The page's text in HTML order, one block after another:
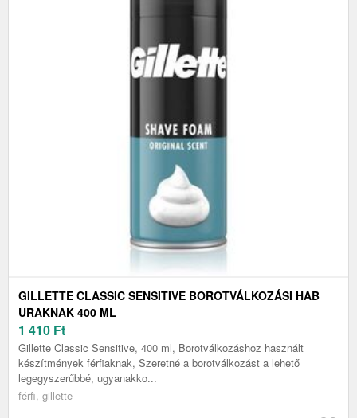
GILLETTE CLASSIC SENSITIVE BOROTVÁLKOZÁSI HAB
URAKNAK 400 ML
1 410 Ft
Gillette Classic Sensitive, 400 ml, Borotválkozáshoz használt
készítmények férfiaknak, Szeretné a borotválkozást a lehető
legegyszerűbbé, ugyanakko...
férfi, gillette